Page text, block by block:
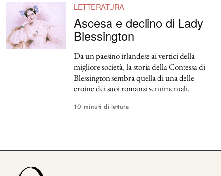
LETTERATURA
Ascesa e declino di Lady
Blessington
Da un paesino irlandese ai vertici della
migliore società, la storia della Contessa di
Blessington sembra quella di una delle
eroine dei suoi romanzi sentimentali.
10 minuti di lettura